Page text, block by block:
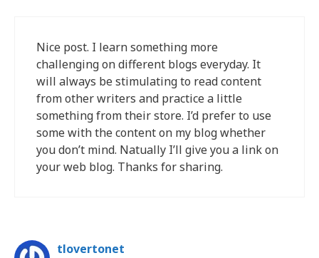
Nice post. I learn something more
challenging on different blogs everyday. It
will always be stimulating to read content
from other writers and practice a little
something from their store. I’d prefer to use
some with the content on my blog whether
you don’t mind. Natually I’ll give you a link on
your web blog. Thanks for sharing.
tlovertonet